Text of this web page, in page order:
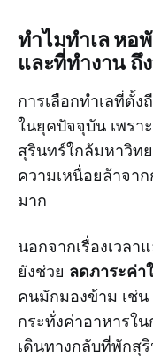
ทำไมทำเล หอ
และที่ทำงาน ถึ
การเลือกทำเลที่ตั้
ในยุคปัจจุบัน เพรา
สุรินทร์ใกล้มหาวิท
ความเหนื่อยล้าจา
มาก
นอกจากเรื่องเวลา
ยังช่วย ลดภาระค่า
คนมักมองข้าม เช่
กระทั่งค่าอาหารใ
เดินทางกลับที่พักสุ